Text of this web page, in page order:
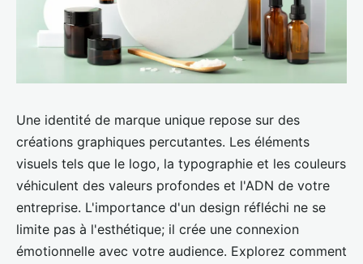
Une identité de marque unique repose sur des
créations graphiques percutantes. Les éléments
visuels tels que le logo, la typographie et les couleurs
véhiculent des valeurs profondes et l'ADN de votre
entreprise. L'importance d'un design réfléchi ne se
limite pas à l'esthétique; il crée une connexion
émotionnelle avec votre audience. Explorez comment